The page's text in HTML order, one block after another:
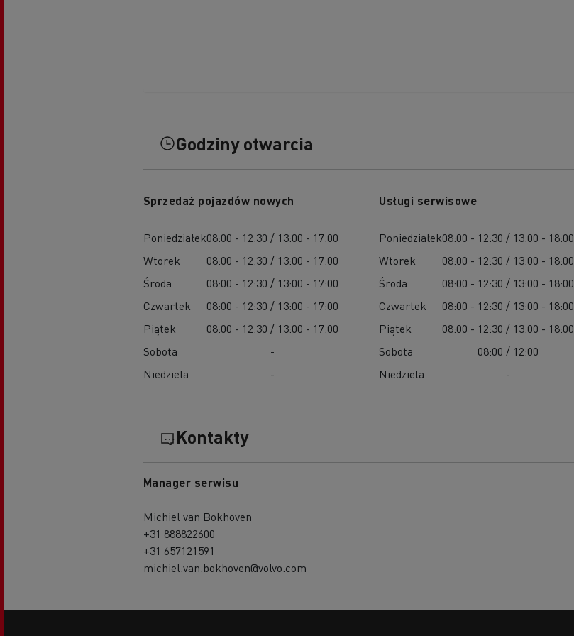
Godziny otwarcia
Sprzedaż pojazdów nowych
Poniedziałek08:00 - 12:30 / 13:00 - 17:00
Wtorek
08:00 - 12:30 / 13:00 - 17:00
Środa
08:00 - 12:30 / 13:00 - 17:00
Czwartek
08:00 - 12:30 / 13:00 - 17:00
Piątek
08:00 - 12:30 / 13:00 - 17:00
Sobota
-
Niedziela
-
Usługi serwisowe
Poniedziałek08:00 - 12:30 / 13:00 - 18:00
Wtorek
08:00 - 12:30 / 13:00 - 18:00
Środa
08:00 - 12:30 / 13:00 - 18:00
Czwartek
08:00 - 12:30 / 13:00 - 18:00
Piątek
08:00 - 12:30 / 13:00 - 18:00
Sobota
08:00 / 12:00
Niedziela
-
Kontakty
Manager serwisu
Michiel van Bokhoven
+31 888822600
+31 657121591
michiel.van.bokhoven@volvo.com